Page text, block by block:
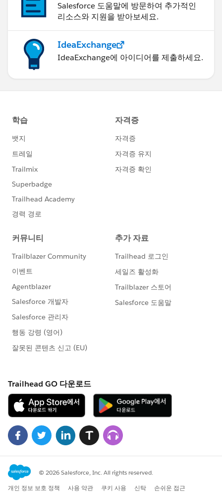
Salesforce 도움말에 방문하여 추가적인
리소스와 지원을 받아보세요.
IdeaExchange
IdeaExchange에 아이디어를 제출하세요.